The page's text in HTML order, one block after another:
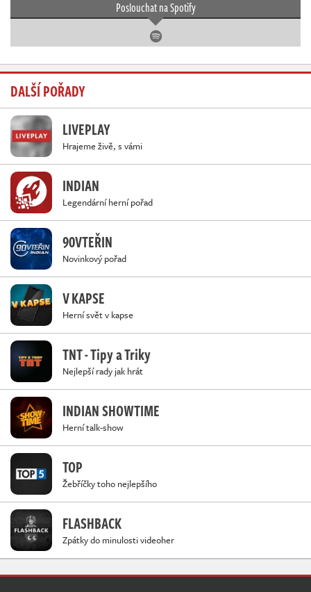
Poslouchat na Spotify
DALŠÍ POŘADY
LIVEPLAY
Hrajeme živě, s vámi
INDIAN
Legendární herní pořad
90VTEŘIN
Novinkový pořad
V KAPSE
Herní svět v kapse
TNT - Tipy a Triky
Nejlepší rady jak hrát
INDIAN SHOWTIME
Herní talk-show
TOP
Žebříčky toho nejlepšího
FLASHBACK
Zpátky do minulosti videoher